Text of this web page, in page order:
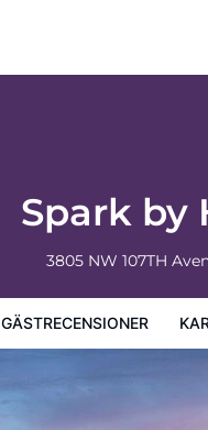
Spark by
3805 NW 107TH
GÄSTRECENSIONER